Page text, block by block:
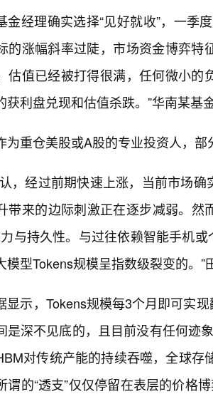
金经理确实选择“见好就收”，一季
的涨幅斜率过陡，市场资金博弈
估值已经被打得很满，任何微小
获利盘兑现和估值杀跌。”华南某基
为重仓美股或A股的专业投资人，
，经过前期快速上涨，当前市场
带来的边际刺激正在逐步减弱。
力与持久性。与过往依赖智能手机
模型Tokens规模呈指数级裂变的。”
显示，Tokens规模每3个月即可实
是深不见底的，且目前没有任何迹
对传统产能的持续吞噬，全球
谓的“透支”仅仅停留在表层的价格